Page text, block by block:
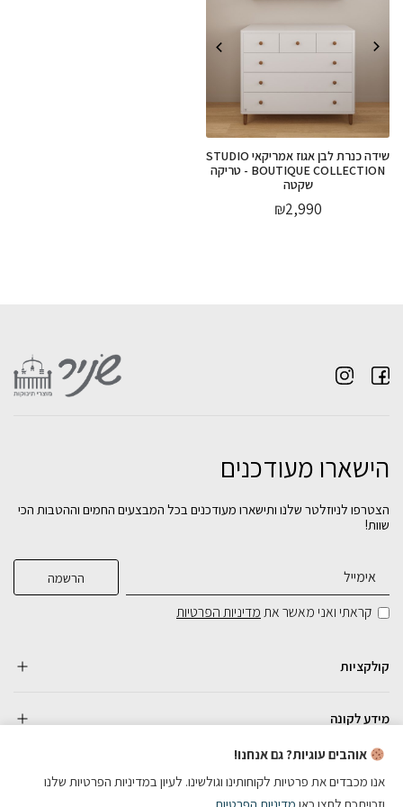
שידה כנרת לבן אגוז אמריקאי STUDIO
BOUTIQUE COLLECTION - טריקה
שקטה
₪2,990
הישארו מעודכנים
הצטרפו לניוזלטר שלנו ותישארו מעודכנים בכל המבצעים החמים וההטבות הכי
שוות!
קראתי ואני מאשר אתמדיניות הפרטיות
קולקציות
מידע לקונה
אוהבים עוגיות? גם אנחנו!
אנו מכבדים את פרטיות לקוחותינו וגולשינו. לעיון במדיניות הפרטיות שלנו